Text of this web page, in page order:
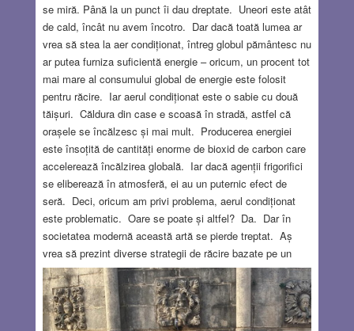
se miră. Până la un punct îi dau dreptate. Uneori este atât
de cald, încât nu avem încotro. Dar dacă toată lumea ar
vrea să stea la aer condiționat, întreg globul pământesc nu
ar putea furniza suficientă energie – oricum, un procent tot
mai mare al consumului global de energie este folosit
pentru răcire. Iar aerul condiționat este o sabie cu două
tăișuri. Căldura din case e scoasă în stradă, astfel că
orașele se încălzesc și mai mult. Producerea energiei
este însoțită de cantități enorme de bioxid de carbon care
accelerează încălzirea globală. Iar dacă agenții frigorifici
se eliberează în atmosferă, ei au un puternic efect de
seră. Deci, oricum am privi problema, aerul condiționat
este problematic. Oare se poate și altfel? Da. Dar în
societatea modernă această artă se pierde treptat. Aș
vrea să prezint diverse strategii de răcire bazate pe un
consum minim de energie – unele cunoscute de toată
lumea, altele chiar foarte originale, dezvoltate de popoare
care trăiesc în zone cu climă caldă. Deci pentru a ne
bucura de o temperatură cât de cât suportabilă în casă,